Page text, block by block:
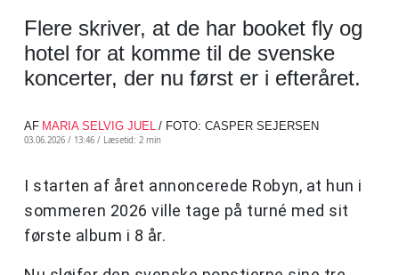
Flere skriver, at de har booket fly og
hotel for at komme til de svenske
koncerter, der nu først er i efteråret.
AF MARIA SELVIG JUEL / FOTO: CASPER SEJERSEN
03.06.2026 / 13:46 / Læsetid: 2 min
I starten af året annoncerede Robyn, at hun i
sommeren 2026 ville tage på turné med sit
første album i 8 år.